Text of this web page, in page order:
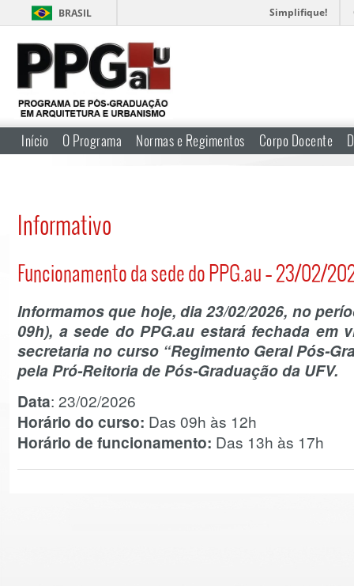
BRASIL Simplifique!
Início O Programa Normas e Regimentos Corpo Docente
Informativo
Funcionamento da sede do PPG.au – 23/02/
Informamos que hoje, dia 23/02/2026, no
09h), a sede do PPG.au estará fechada em
secretaria no curso “Regimento Geral Pós-
pela Pró-Reitoria de Pós-Graduação da UFV.
Data: 23/02/2026
Horário do curso: Das 09h às 12h
Horário de funcionamento: Das 13h às 17h